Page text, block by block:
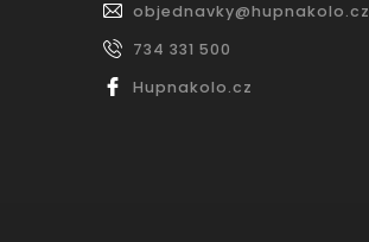
objednavky@hupnakolo.cz
734 331 500
Hupnakolo.cz